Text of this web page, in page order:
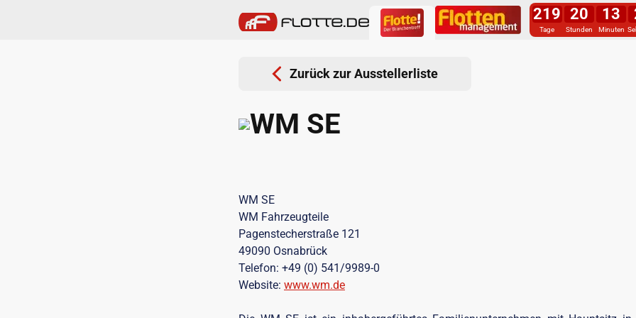
219
Tage
20
Stunden
13
Minuten
Zurück zur Ausstellerliste
WM SE
WM SE
WM Fahrzeugteile
Pagenstecherstraße 121
49090 Osnabrück
Telefon: +49 (0) 541/9989-0
Website: www.wm.de